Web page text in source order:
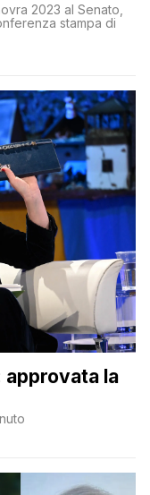
2023 al Senato,
stampa di
approvata la